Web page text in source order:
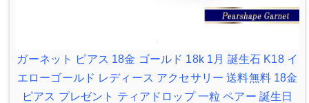
ガーネット ピアス 18金 ゴールド 18k 1月 誕生石 K18 イ
エローゴールド レディース アクセサリー 送料無料 18金
ピアス プレゼント ティアドロップ 一粒 ペアー 誕生日